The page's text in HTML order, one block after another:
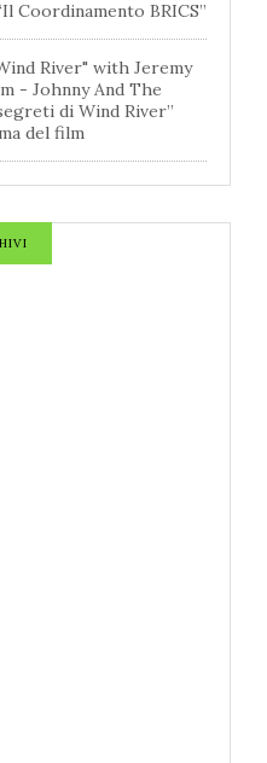
Coordinamento BRICS”
River" with Jeremy
- Johnny And The
di Wind River”
del film